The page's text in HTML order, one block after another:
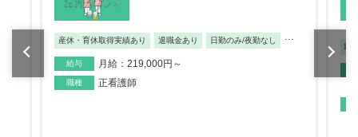
産休・育休取得実績あり 退職金あり 日勤のみ/夜勤なし ...
給与 月給：219,000円～
職種 正看護師
駅